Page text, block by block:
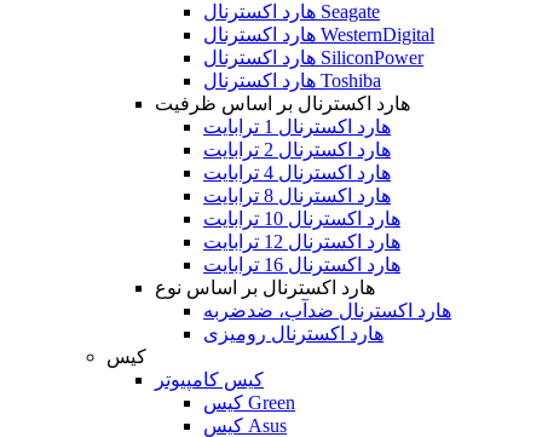
هارد اکسترنال Seagate
هارد اکسترنال WesternDigital
هارد اکسترنال SiliconPower
هارد اکسترنال Toshiba
هارد اکسترنال بر اساس ظرفیت
هارد اکسترنال 1 ترابایت
هارد اکسترنال 2 ترابایت
هارد اکسترنال 4 ترابایت
هارد اکسترنال 8 ترابایت
هارد اکسترنال 10 ترابایت
هارد اکسترنال 12 ترابایت
هارد اکسترنال 16 ترابایت
هارد اکسترنال بر اساس نوع
هارد اکسترنال ضدآب، ضدضربه
هارد اکسترنال رومیزی
کیس
کیس کامپیوتر
کیس Green
کیس Asus